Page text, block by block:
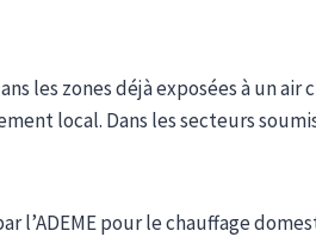
les zones déjà exposées à un
local. Dans les secteurs
l’ADEME pour le chauffage